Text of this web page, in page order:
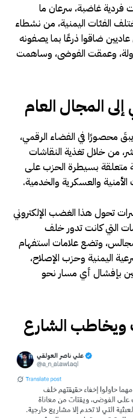
فردية غاضبة، سرعان ما
الفئات اليمنية، من نشطاء
ضاقوا ذرعًا بما يصفونه
وعمقت الفوضى، وساهمت
المجال العام
محصورًا في الفضاء الرقمي،
من خلال تغذية النقاشات
متعلقة بسيطرة الحزب على
والعسكرية والخدمية.
تحول هذا الغضب الإلكتروني
التي كانت تدور خلف
وتضع علامات استفهام
اليمنية وحزب الإصلاح،
بإفشال أي مسار نحو
ويخاطب الشارع